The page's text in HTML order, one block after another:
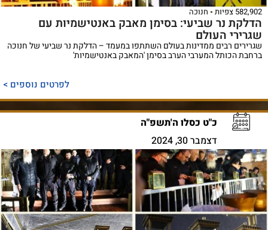
582,902 צפיות חנוכה
הדלקת נר שביעי: בסימן מאבק באנטישמיות עם
שגרירי העולם
שגרירים רבים ממדינות בעולם השתתפו במעמד – הדלקת נר שביעי של חנוכה
ברחבת הכותל המערבי הערב בסימן 'המאבק באנטישמיות'
לפרטים נוספים >
כ"ט כסלו ה'תשפ"ה
דצמבר 30, 2024